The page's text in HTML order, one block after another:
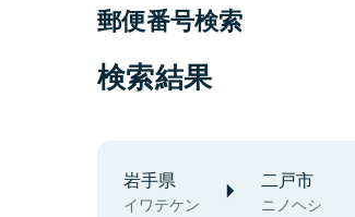
郵便番号検索
検索結果
岩手県
イワテケン
二戸市
ニノヘシ